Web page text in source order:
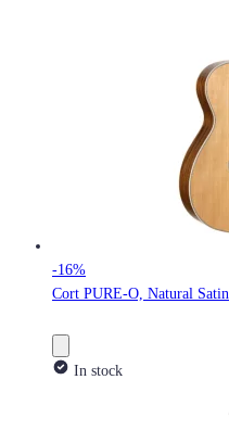
-16%
Cort PURE-O, Natural Satin
In stock